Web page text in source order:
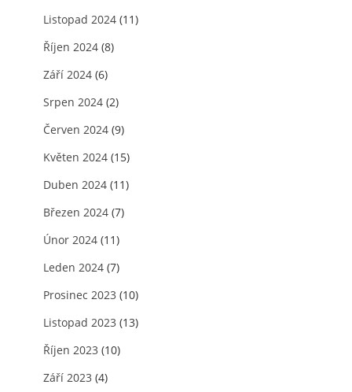
Listopad 2024 (11)
Říjen 2024 (8)
Září 2024 (6)
Srpen 2024 (2)
Červen 2024 (9)
Květen 2024 (15)
Duben 2024 (11)
Březen 2024 (7)
Únor 2024 (11)
Leden 2024 (7)
Prosinec 2023 (10)
Listopad 2023 (13)
Říjen 2023 (10)
Září 2023 (4)